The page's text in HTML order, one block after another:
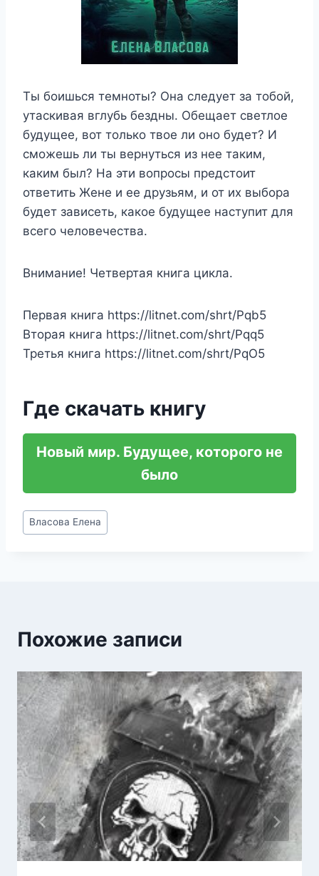
Ты боишься темноты? Она следует за тобой,
утаскивая вглубь бездны. Обещает светлое
будущее, вот только твое ли оно будет? И
сможешь ли ты вернуться из нее таким,
каким был? На эти вопросы предстоит
ответить Жене и ее друзьям, и от их выбора
будет зависеть, какое будущее наступит для
всего человечества.
Внимание! Четвертая книга цикла.
Первая книга https://litnet.com/shrt/Pqb5
Вторая книга https://litnet.com/shrt/Pqq5
Третья книга https://litnet.com/shrt/PqO5
Где скачать книгу
Новый мир. Будущее, которого не
было
Метки
записи:
Власова Елена
Похожие записи